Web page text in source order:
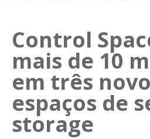
Control
mais de 10
em três
espaços de
storage